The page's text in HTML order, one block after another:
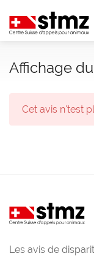
Affichage
Cet avis n'test
Les avis de